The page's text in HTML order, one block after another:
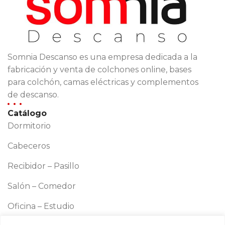
Somnia Descanso es una empresa dedicada a la
fabricación y venta de colchones online, bases
para colchón, camas eléctricas y complementos
de descanso.
Catálogo
Dormitorio
Cabeceros
Recibidor – Pasillo
Salón – Comedor
Oficina – Estudio